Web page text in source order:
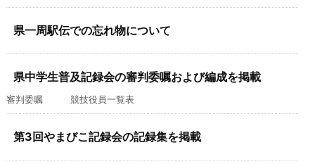
県一周駅伝での忘れ物について
県中学生普及記録会の審判委嘱および編成を掲載
審判委嘱 競技役員一覧表
第3回やまびこ記録会の記録集を掲載